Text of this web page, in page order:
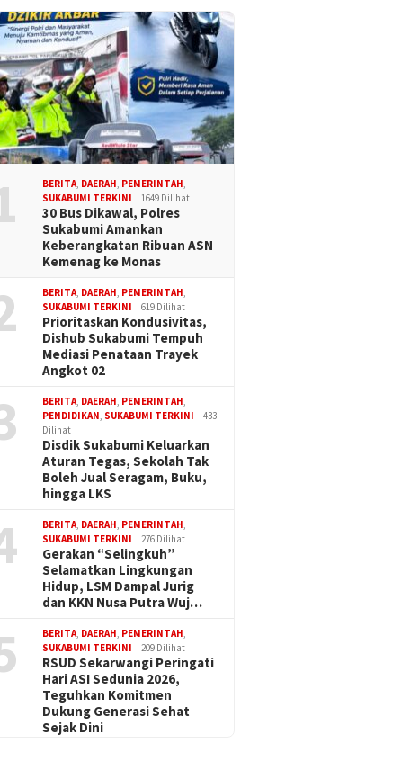
BERITA, DAERAH, PEMERINTAH,
SUKABUMI TERKINI
1649 Dilihat
30 Bus Dikawal, Polres
Sukabumi Amankan
Keberangkatan Ribuan ASN
Kemenag ke Monas
BERITA, DAERAH, PEMERINTAH,
SUKABUMI TERKINI
619 Dilihat
Prioritaskan Kondusivitas,
Dishub Sukabumi Tempuh
Mediasi Penataan Trayek
Angkot 02
BERITA, DAERAH, PEMERINTAH,
PENDIDIKAN, SUKABUMI TERKINI
433
Dilihat
Disdik Sukabumi Keluarkan
Aturan Tegas, Sekolah Tak
Boleh Jual Seragam, Buku,
hingga LKS
BERITA, DAERAH, PEMERINTAH,
SUKABUMI TERKINI
276 Dilihat
Gerakan “Selingkuh”
Selamatkan Lingkungan
Hidup, LSM Dampal Jurig
dan KKN Nusa Putra Wuj…
BERITA, DAERAH, PEMERINTAH,
SUKABUMI TERKINI
209 Dilihat
RSUD Sekarwangi Peringati
Hari ASI Sedunia 2026,
Teguhkan Komitmen
Dukung Generasi Sehat
Sejak Dini